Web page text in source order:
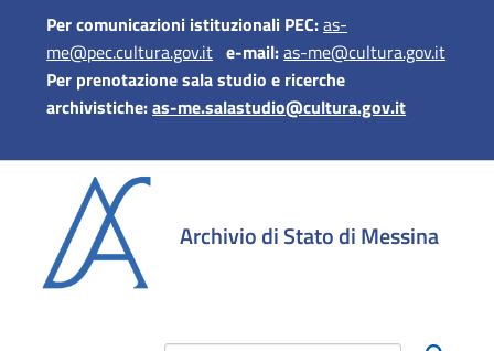
Per comunicazioni istituzionali PEC:as-
me@pec.cultura.gov.it e-mail:as-me@cultura.gov.it
Per prenotazione sala studio e ricerche
archivistiche:as-me.salastudio@cultura.gov.it
Archivio di Stato di Messina